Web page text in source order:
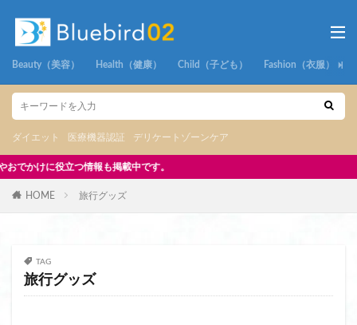
Beauty（美容） Health（健康） Child（子ども） Fashion（衣服）
ダイエット 医療機器認証 デリケートゾーンケア
情報も掲載中です。
HOME 旅行グッズ
TAG
旅行グッズ